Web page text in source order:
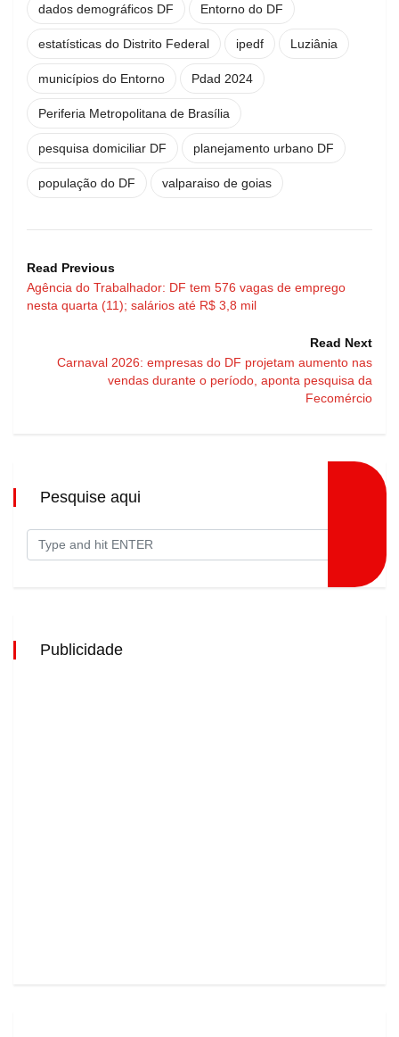
dados demográficos DF Entorno do DF
estatísticas do Distrito Federal ipedf Luziânia
municípios do Entorno Pdad 2024
Periferia Metropolitana de Brasília
pesquisa domiciliar DF planejamento urbano DF
população do DF valparaiso de goias
Read Previous
Agência do Trabalhador: DF tem 576 vagas de emprego
nesta quarta (11); salários até R$ 3,8 mil
Read Next
Carnaval 2026: empresas do DF projetam aumento nas
vendas durante o período, aponta pesquisa da
Fecomércio
Pesquise aqui
Publicidade